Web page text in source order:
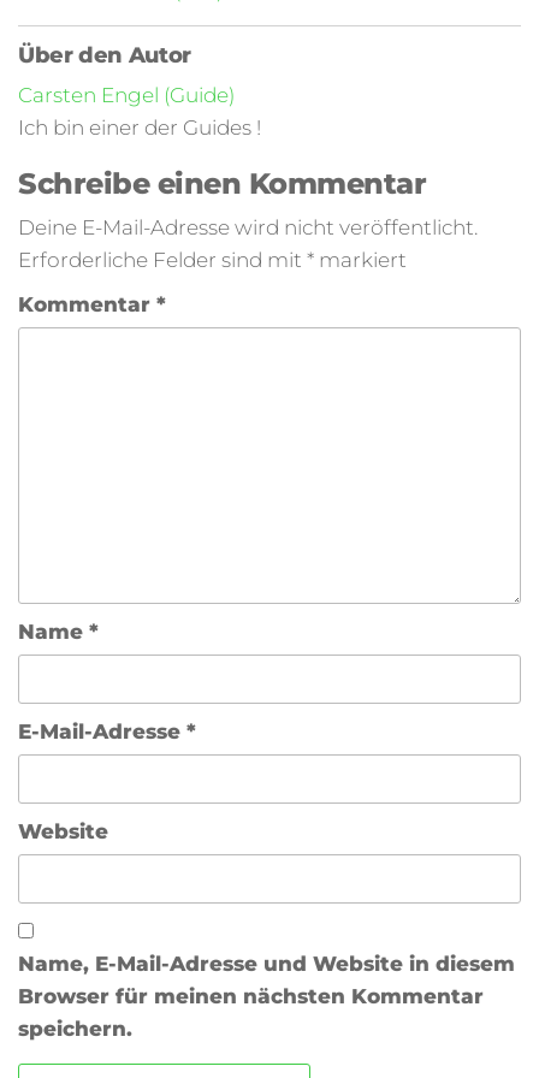
Über den Autor
Carsten Engel (Guide)
Ich bin einer der Guides !
Schreibe einen Kommentar
Deine E-Mail-Adresse wird nicht veröffentlicht.
Erforderliche Felder sind mit * markiert
Kommentar *
Name *
E-Mail-Adresse *
Website
Name, E-Mail-Adresse und Website in diesem
Browser für meinen nächsten Kommentar
speichern.